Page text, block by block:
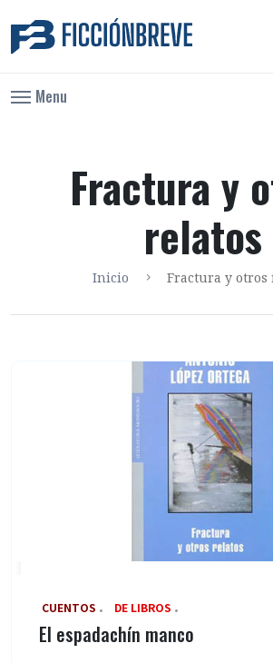
Menu
Fractura y
relatos
Inicio Fractura y otros
‎ CUENTOS DE LIBROS
El espadachín manco